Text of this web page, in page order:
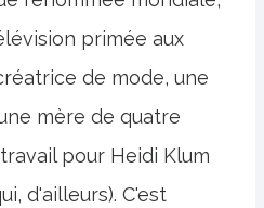
primée aux
de mode, une
mère de quatre
pour Heidi Klum
d'ailleurs). C'est